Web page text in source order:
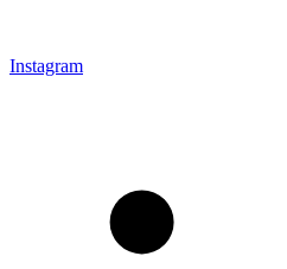
Instagram